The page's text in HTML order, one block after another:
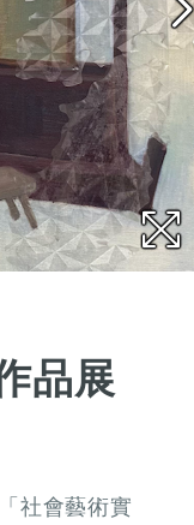
品展
社會藝術實